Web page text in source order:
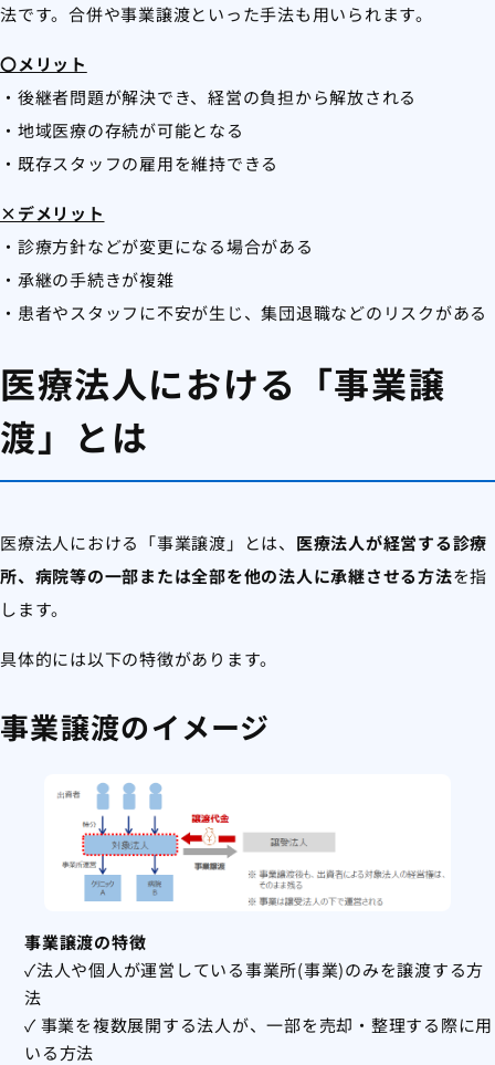
法です。合併や事業譲渡といった手法も用いられます。
〇メリット
・後継者問題が解決でき、経営の負担から解放される
・地域医療の存続が可能となる
・既存スタッフの雇用を維持できる
×デメリット
・診療方針などが変更になる場合がある
・承継の手続きが複雑
・患者やスタッフに不安が生じ、集団退職などのリスクがある
医療法人における「事業譲
渡」とは
医療法人における「事業譲渡」とは、 医療法人が経営する診療
所、病院等の一部または全部を他の法人に承継させる方法を指
します。
具体的には以下の特徴があります。
事業譲渡のイメージ
事業譲渡の特徴
✓法人や個人が運営している事業所(事業)のみを譲渡する方
法
✓ 事業を複数展開する法人が、一部を売却・整理する際に用
いる方法